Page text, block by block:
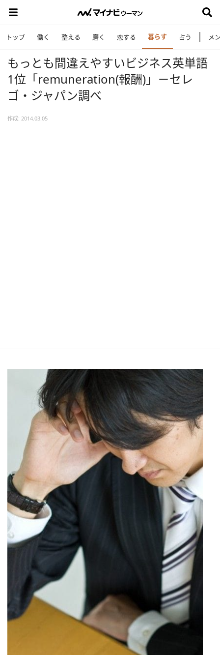
トップ 働く 整える 磨く 恋する 暮らす 占う メ
もっとも間違えやすいビジネス英単語
1位「remuneration(報酬)」－セレ
ゴ・ジャパン調べ
作成: 2014.03.05